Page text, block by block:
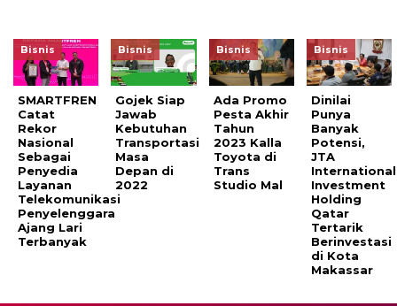
Bisnis
SMARTFREN
Catat
Rekor
Nasional
Sebagai
Penyedia
Layanan
Telekomunikasi
Penyelenggara
Ajang Lari
Terbanyak
Bisnis
Gojek Siap
Jawab
Kebutuhan
Transportasi
Masa
Depan di
2022
Bisnis
Ada Promo
Pesta Akhir
Tahun
2023 Kalla
Toyota di
Trans
Studio Mal
Bisnis
Dinilai
Punya
Banyak
Potensi,
JTA
International
Investment
Holding
Qatar
Tertarik
Berinvestasi
di Kota
Makassar